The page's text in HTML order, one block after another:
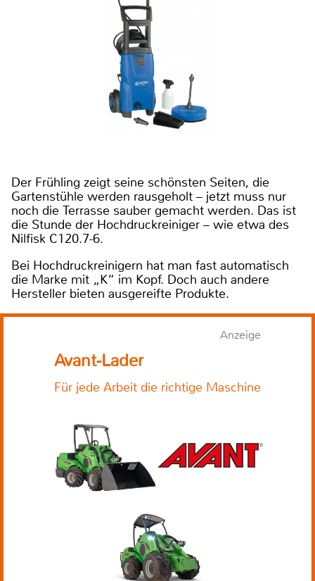
Der Frühling zeigt seine schönsten Seiten, die
Gartenstühle werden rausgeholt – jetzt muss nur
noch die Terrasse sauber gemacht werden. Das ist
die Stunde der Hochdruckreiniger – wie etwa des
Nilfisk C120.7-6.
Bei Hochdruckreinigern hat man fast automatisch
die Marke mit „K“ im Kopf. Doch auch andere
Hersteller bieten ausgereifte Produkte.
Anzeige
Avant-Lader
Für jede Arbeit die richtige Maschine